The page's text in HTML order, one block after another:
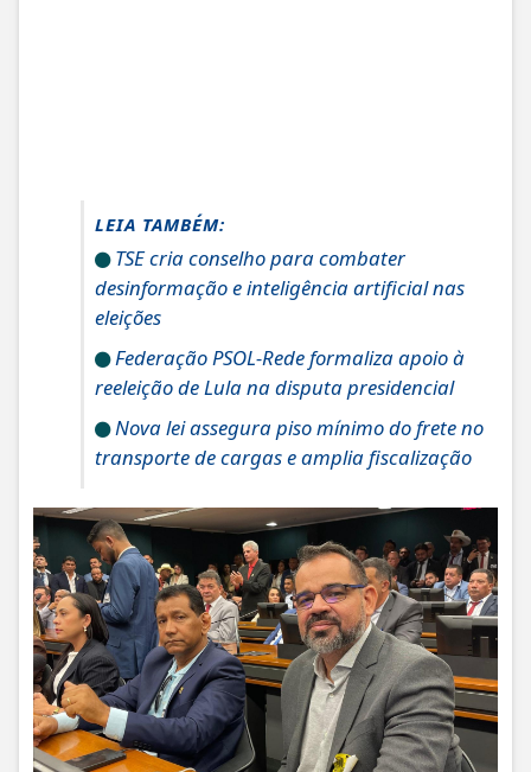
LEIA TAMBÉM:
TSE cria conselho para combater
desinformação e inteligência artificial nas
eleições
Federação PSOL-Rede formaliza apoio à
reeleição de Lula na disputa presidencial
Nova lei assegura piso mínimo do frete no
transporte de cargas e amplia fiscalização